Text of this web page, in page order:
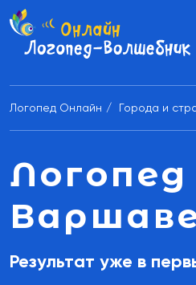
Логопед Онлайн Города и
Логопед
Результат уже в